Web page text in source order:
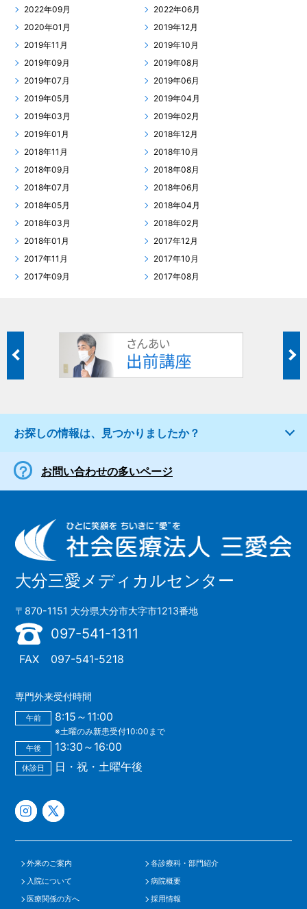
2022年09月
2022年06月
2020年01月
2019年12月
2019年11月
2019年10月
2019年09月
2019年08月
2019年07月
2019年06月
2019年05月
2019年04月
2019年03月
2019年02月
2019年01月
2018年12月
2018年11月
2018年10月
2018年09月
2018年08月
2018年07月
2018年06月
2018年05月
2018年04月
2018年03月
2018年02月
2018年01月
2017年12月
2017年11月
2017年10月
2017年09月
2017年08月
お探しの情報は、見つかりましたか？
お問い合わせの多いページ
大分三愛メディカルセンター
〒870-1151 大分県大分市大字市1213番地
097-541-1311
FAX 097-541-5218
専門外来受付時間
午前 8:15～11:00
※土曜のみ新患受付10:00まで
午後 13:30～16:00
休診日 日・祝・土曜午後
外来のご案内
各診療科・部門紹介
入院について
病院概要
医療関係の方へ
採用情報